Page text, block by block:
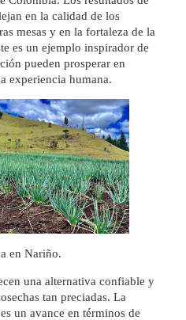
en la calidad de los
mesas y en la fortaleza de la
es un ejemplo inspirador de
pueden prosperar en
experiencia humana.
en Nariño.
una alternativa confiable y
tan preciadas. La
un avance en términos de